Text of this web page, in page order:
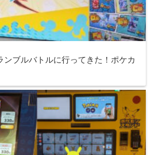
ンブルバトルに行ってきた！ポケカ